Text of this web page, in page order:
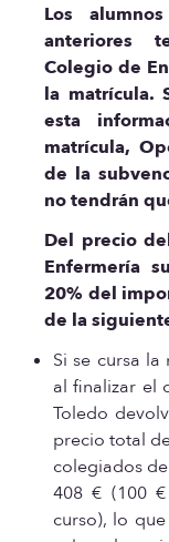
Los
anteriores
Colegio de
la matrícula.
esta
matrícula,
de la
no tendrán
Del precio
Enfermería
20% del
de la
Si se cursa
al finalizar el
Toledo
precio total
colegiados
408 € (100
curso), lo